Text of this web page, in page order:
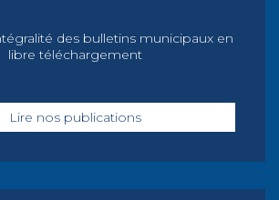
des bulletins municipaux en
libre téléchargement
Lire nos publications